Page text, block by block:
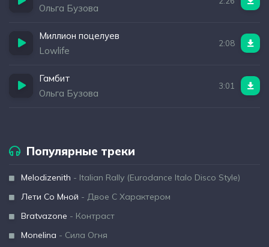
Ольга Бузова
Миллион поцелуев
Lowlife
2:08
Гамбит
Ольга Бузова
3:01
Популярные треки
Melodizenith - Italian Rally (Eurodance Italo Disco Style)
Лети Со Мной - Двое С Характером
Bratvazone - Контраст
Monelina - Сила Огня